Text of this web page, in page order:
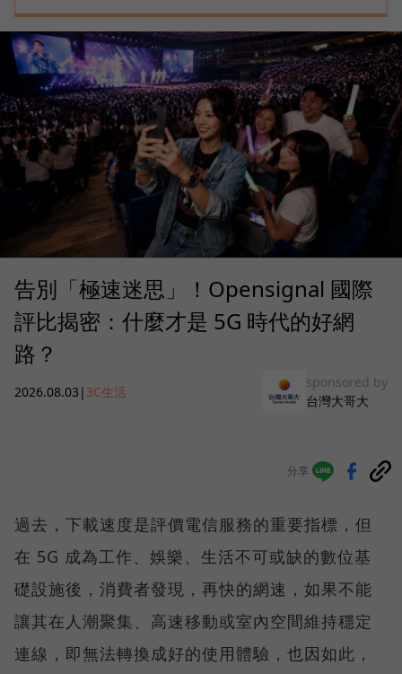
告別「極速迷思」！Opensignal 國際
評比揭密：什麼才是 5G 時代的好網
路？
2026.08.03 | 3C生活
sponsored by
台灣大哥大
分享
過去，下載速度是評價電信服務的重要指標，但
在 5G 成為工作、娛樂、生活不可或缺的數位基
礎設施後，消費者發現，再快的網速，如果不能
讓其在人潮聚集、高速移動或室內空間維持穩定
連線，即無法轉換成好的使用體驗，也因如此，